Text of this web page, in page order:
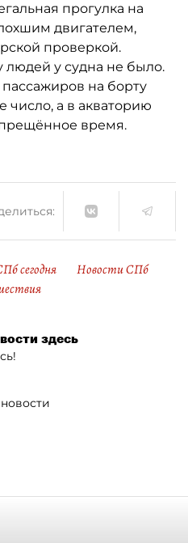
прогулка на
двигателем,
проверкой.
у судна не было.
на борту
а в акваторию
время.
сегодня
Новости СПб
здесь